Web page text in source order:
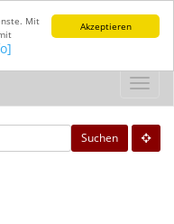
Akzeptieren
Mit
Suchen